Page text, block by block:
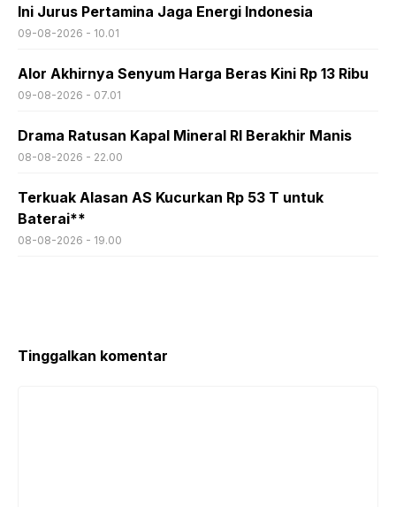
Ini Jurus Pertamina Jaga Energi Indonesia
09-08-2026 - 10.01
Alor Akhirnya Senyum Harga Beras Kini Rp 13 Ribu
09-08-2026 - 07.01
Drama Ratusan Kapal Mineral RI Berakhir Manis
08-08-2026 - 22.00
Terkuak Alasan AS Kucurkan Rp 53 T untuk
Baterai**
08-08-2026 - 19.00
Tinggalkan komentar